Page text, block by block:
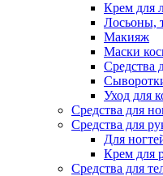
Крем для
Лосьоны,
Макияж
Маски
Средства
Уход для
Средства для
Средства для
Для
Крем для
Средства для